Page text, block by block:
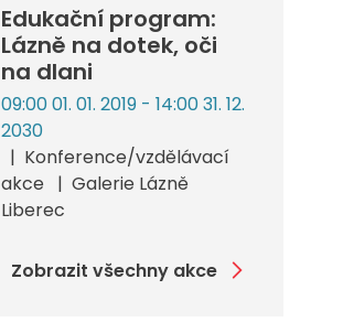
Edukační program:
Lázně na dotek, oči
na dlani
09:00 01. 01. 2019 - 14:00 31. 12.
2030
Konference/vzdělávací
akce
Galerie Lázně
Liberec
Zobrazit všechny akce